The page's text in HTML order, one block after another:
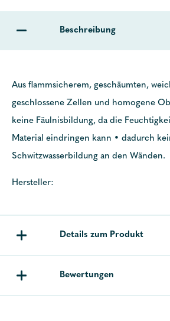
Beschreibung
Aus flammsicherem, geschäumten,
geschlossene Zellen und homogene
keine Fäulnisbildung, da die
Material eindringen kann • dadurch
Schwitzwasserbildung an den Wänden.
Hersteller:
Details zum Produkt
Bewertungen